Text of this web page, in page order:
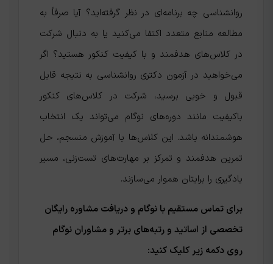
روانشناسی چه برنامه‌ای در نظر گرفته‌اید؟ آیا صرفاً به
مطالعه منابع متعدد اکتفا می‌کنید یا به دنبال شرکت
در کلاس‌های هدفمند و با کیفیت کنکور هستید؟ اگر
می‌خواهید در آزمون دکتری روانشناسی به نتیجه‌ قابل
قبول و خوبی برسید، شرکت در کلاس‌های کنکور
باکیفیت مانند دوره‌های نوگام می‌تواند یک انتخاب
هوشمندانه باشد. این کلاس‌ها با آموزش منسجم، حل
تمرین هدفمند و تمرکز بر مهارت‌های تست‌زنی، مسیر
یادگیری را برایتان هموار می‌سازند.
برای تماس مستقیم با نوگام و دریافت مشاوره رایگان
تخصصی از اساتید و رتبه‌های برتر و مشاوران نوگام
روی دکمه زیر کلیک کنید: